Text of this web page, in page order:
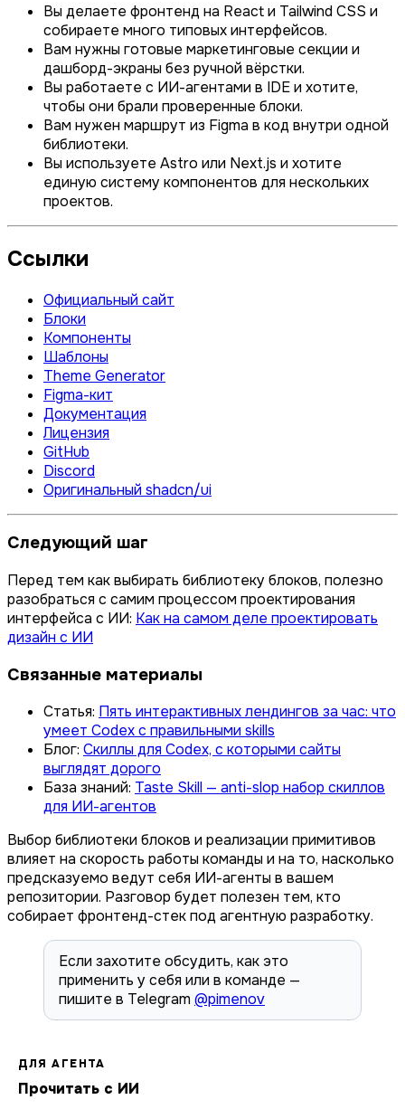
Вы делаете фронтенд на React и Tailwind CSS и
собираете много типовых интерфейсов.
Вам нужны готовые маркетинговые секции и
дашборд-экраны без ручной вёрстки.
Вы работаете с ИИ-агентами в IDE и хотите,
чтобы они брали проверенные блоки.
Вам нужен маршрут из Figma в код внутри одной
библиотеки.
Вы используете Astro или Next.js и хотите
единую систему компонентов для нескольких
проектов.
Ссылки
Официальный сайт
Блоки
Компоненты
Шаблоны
Theme Generator
Figma-кит
Документация
Лицензия
GitHub
Discord
Оригинальный shadcn/ui
Следующий шаг
Перед тем как выбирать библиотеку блоков, полезно
разобраться с самим процессом проектирования
интерфейса с ИИ: Как на самом деле проектировать
дизайн с ИИ
Связанные материалы
Статья: Пять интерактивных лендингов за час: что
умеет Codex с правильными skills
Блог: Скиллы для Codex, с которыми сайты
выглядят дорого
База знаний: Taste Skill — anti-slop набор скиллов
для ИИ-агентов
Выбор библиотеки блоков и реализации примитивов
влияет на скорость работы команды и на то, насколько
предсказуемо ведут себя ИИ-агенты в вашем
репозитории. Разговор будет полезен тем, кто
собирает фронтенд-стек под агентную разработку.
Если захотите обсудить, как это
применить у себя или в команде —
пишите в Telegram @pimenov
ДЛЯ АГЕНТА
Прочитать с ИИ